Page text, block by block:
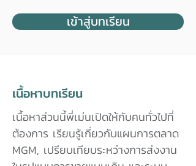
เข้าสู่บทเรียน
เนื้อหาบทเรียน
เนื้อหาส่วนนี้พี่เม่นเปิดให้กับคนทั่วไปที่
ต้องการ เรียนรู้เกี่ยวกับแผนการตลาด
MGM, เปรียบเทียบระหว่างการส่งงาน